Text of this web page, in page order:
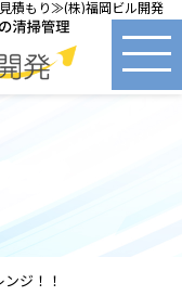
積もり≫(株)福岡ビル開発
グ
ジ！！